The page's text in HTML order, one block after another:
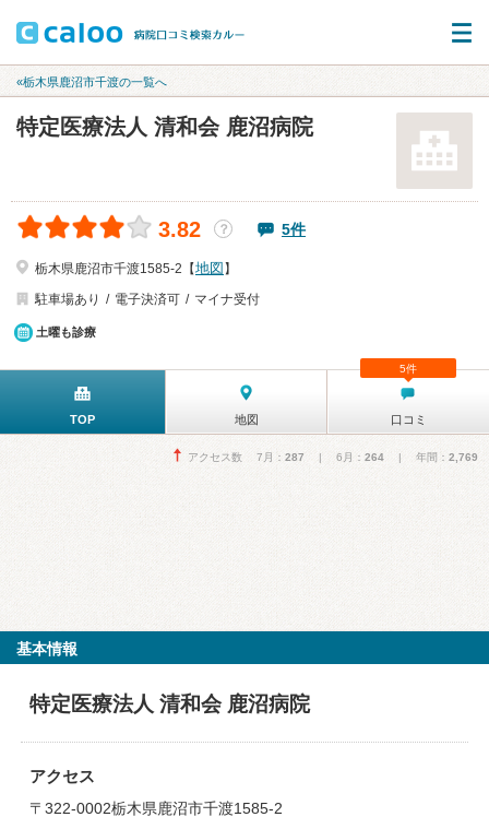
«栃木県鹿沼市千渡の一覧へ
特定医療法人 清和会 鹿沼病院
3.82 ？ 5件
栃木県鹿沼市千渡1585-2【地図 】
駐車場あり
電子決済可 マイナ受付
土曜も診療
TOP 地図 口コミ
5件
アクセス数 7月： 287 | 6月： 264 | 年間： 2,769
基本情報
特定医療法人 清和会 鹿沼病院
アクセス
〒322-0002栃木県鹿沼市千渡1585-2